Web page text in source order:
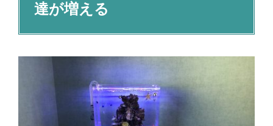
達が増える